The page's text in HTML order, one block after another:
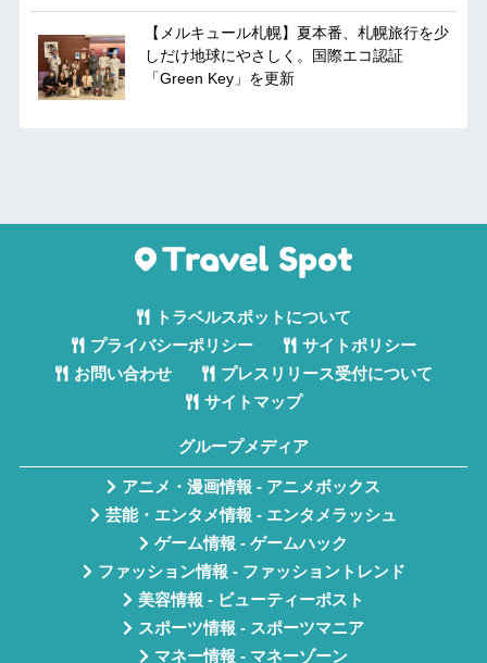
【メルキュール札幌】夏本番、札幌旅行を少
しだけ地球にやさしく。国際エコ認証
「Green Key」を更新
トラベルスポットについて
プライバシーポリシー
サイトポリシー
お問い合わせ
プレスリリース受付について
サイトマップ
グループメディア
アニメ・漫画情報 - アニメボックス
芸能・エンタメ情報 - エンタメラッシュ
ゲーム情報 - ゲームハック
ファッション情報 - ファッショントレンド
美容情報 - ビューティーポスト
スポーツ情報 - スポーツマニア
マネー情報 - マネーゾーン